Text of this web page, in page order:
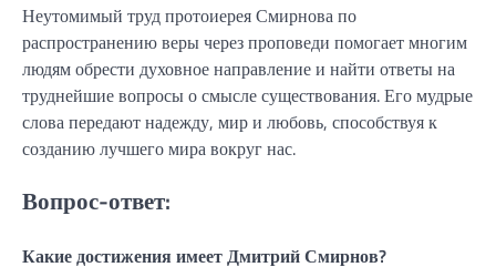
Неутомимый труд протоиерея Смирнова по
распространению веры через проповеди помогает многим
людям обрести духовное направление и найти ответы на
труднейшие вопросы о смысле существования. Его мудрые
слова передают надежду, мир и любовь, способствуя к
созданию лучшего мира вокруг нас.
Вопрос-ответ:
Какие достижения имеет Дмитрий Смирнов?